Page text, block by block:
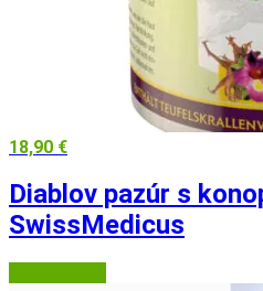
18,90 €
Diablov pazúr s
SwissMedicus